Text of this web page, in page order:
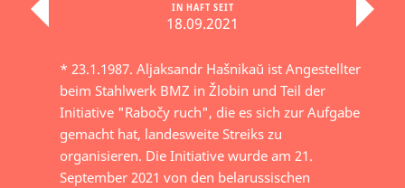
IN HAFT SEIT
18.09.2021
* 23.1.1987. Aljaksandr Hašnikaŭ ist Angestellter
beim Stahlwerk BMZ in Žlobin und Teil der
Initiative "Rabočy ruch", die es sich zur Aufgabe
gemacht hat, landesweite Streiks zu
organisieren. Die Initiative wurde am 21.
September 2021 von den belarussischen